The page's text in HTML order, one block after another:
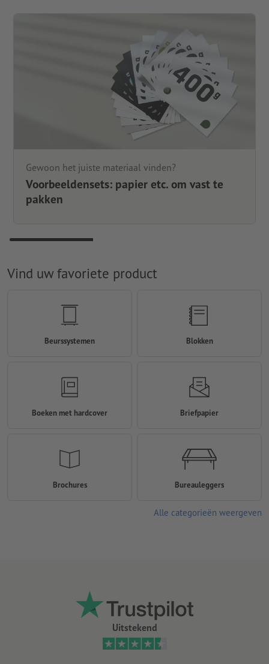
Gewoon het juiste materiaal vinden?
Voorbeeldensets: papier etc. om vast te
pakken
Uitstekend
Vind uw favoriete product
Beurssystemen Blokken
Boeken met hardcover Briefpapier
Brochures Bureauleggers
Alle categorieën weergeven